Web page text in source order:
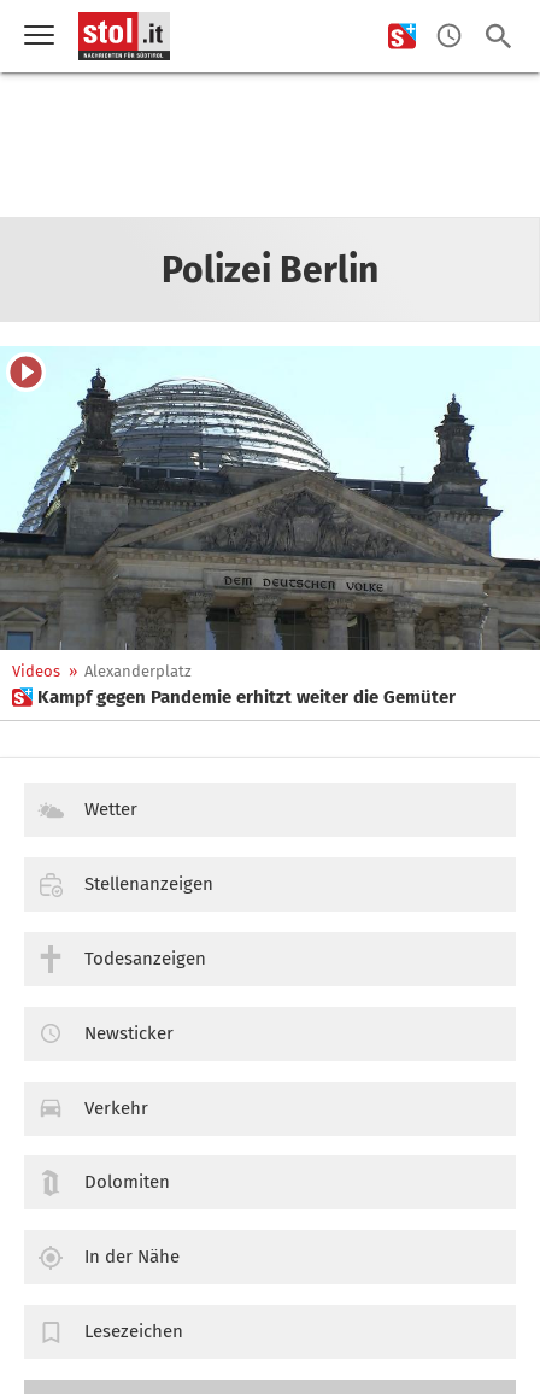
Polizei Berlin
Videos » Alexanderplatz
 Kampf gegen Pandemie erhitzt weiter die Gemüter
Wetter
Stellenanzeigen
Todesanzeigen
Newsticker
Verkehr
Dolomiten
In der Nähe
Lesezeichen